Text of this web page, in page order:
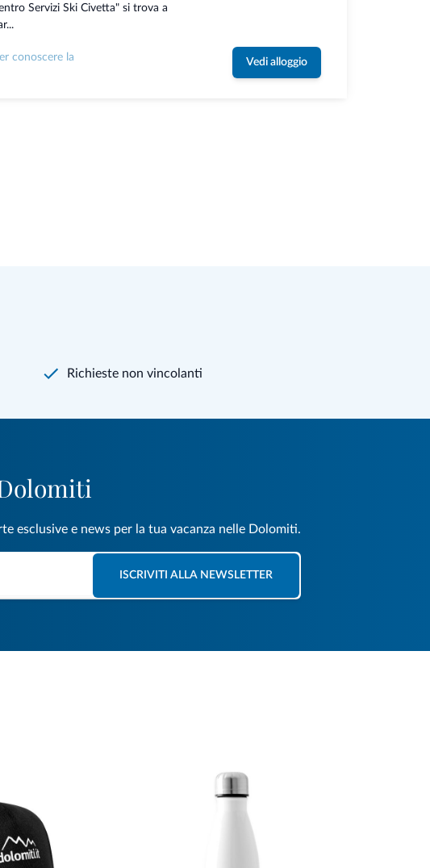
Servizi Ski Civetta" si trova a
conoscere la
Vedi alloggio
Richieste non vincolanti
esclusive e news per la tua vacanza nelle Dolomiti.
ISCRIVITI ALLA NEWSLETTER